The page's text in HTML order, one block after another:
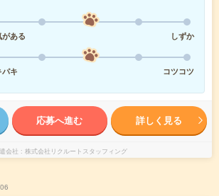
がある
しずか
キ
コツコツ
応募へ進む 詳しく見る
会社 株式会社リクルートスタッフィング